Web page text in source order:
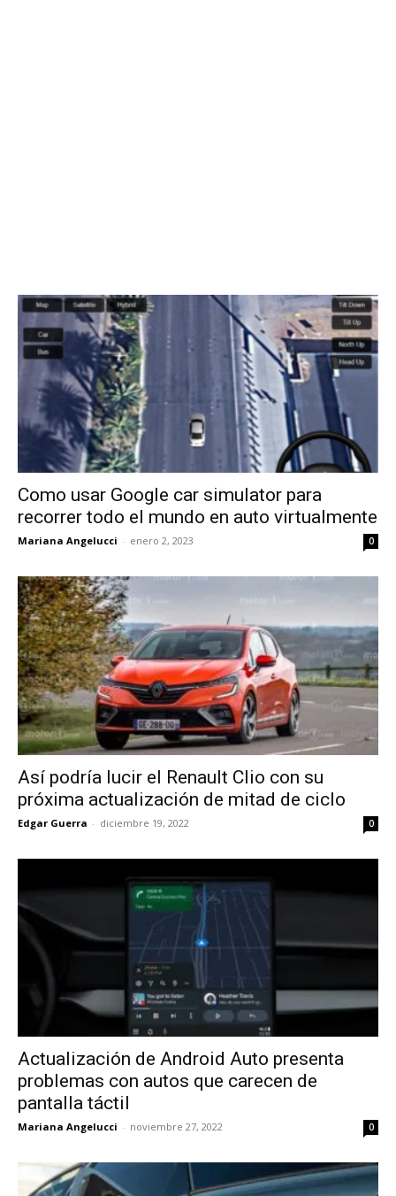
Como usar Google car simulator para
recorrer todo el mundo en auto virtualmente
Mariana Angelucci - enero 2, 2023 0
Así podría lucir el Renault Clio con su
próxima actualización de mitad de ciclo
Edgar Guerra - diciembre 19, 2022 0
Actualización de Android Auto presenta
problemas con autos que carecen de
pantalla táctil
Mariana Angelucci - noviembre 27, 2022 0